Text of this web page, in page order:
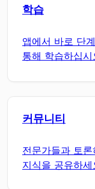
학습
앱에서 바로 단
통해 학습하십시
커뮤니티
전문가들과 토
지식을 공유하세